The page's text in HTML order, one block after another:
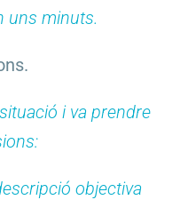
uns minuts.
i va prendre
objectiva